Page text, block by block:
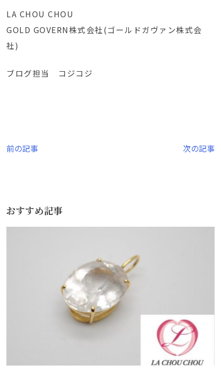
LA CHOU CHOU
GOLD GOVERN株式会社(ゴールドガヴァン株式会
社)
ブログ担当 コジコジ
投
ビ
前の記事 次の記事
おすすめ記事